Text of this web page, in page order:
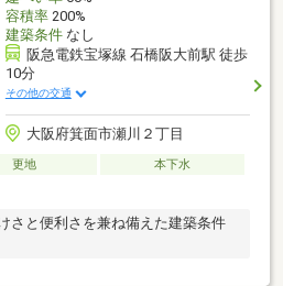
容積率200%
建築条件なし
阪急電鉄宝塚線 石橋阪大前駅 徒歩
10分
その他の交通
大阪府箕面市瀬川２丁目
更地
本下水
と便利さを兼ね備えた建築条件